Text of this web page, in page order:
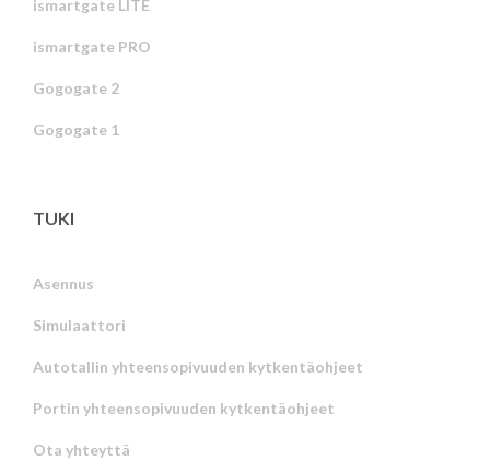
ismartgate LITE
ismartgate PRO
Gogogate 2
Gogogate 1
TUKI
Asennus
Simulaattori
Autotallin yhteensopivuuden kytkentäohjeet
Portin yhteensopivuuden kytkentäohjeet
Ota yhteyttä